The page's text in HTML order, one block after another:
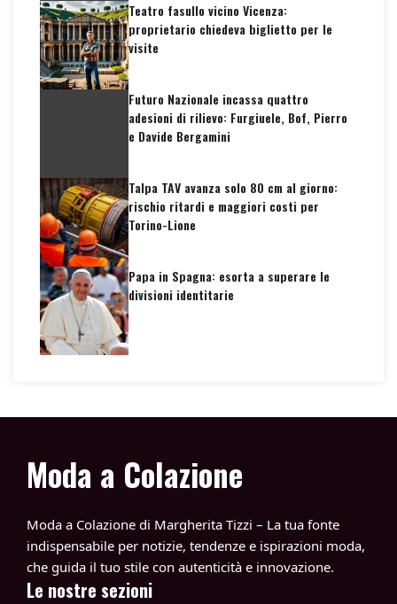
Teatro fasullo vicino Vicenza:
proprietario chiedeva biglietto per le
visite
Futuro Nazionale incassa quattro
adesioni di rilievo: Furgiuele, Bof, Pierro
e Davide Bergamini
Talpa TAV avanza solo 80 cm al giorno:
rischio ritardi e maggiori costi per
Torino-Lione
Papa in Spagna: esorta a superare le
divisioni identitarie
Moda a Colazione
Moda a Colazione di Margherita Tizzi – La tua fonte
indispensabile per notizie, tendenze e ispirazioni moda,
che guida il tuo stile con autenticità e innovazione.
Le nostre sezioni